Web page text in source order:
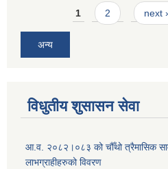
Pages1 2 next ›
अन्य
विधुतीय शुसासन सेवा
आ.व. २०८२।०८३ को चौँथो त्रैमासिक
लाभग्राहीहरुको विवरण